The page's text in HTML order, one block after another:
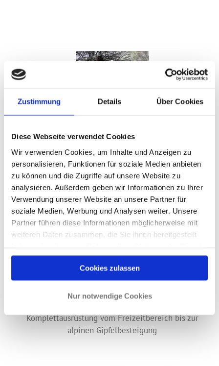
Zustimmung Details Über Cookies
Diese Webseite verwendet Cookies
Wir verwenden Cookies, um Inhalte und Anzeigen zu
personalisieren, Funktionen für soziale Medien anbieten
zu können und die Zugriffe auf unsere Website zu
analysieren. Außerdem geben wir Informationen zu Ihrer
Verwendung unserer Website an unsere Partner für
soziale Medien, Werbung und Analysen weiter. Unsere
Partner führen diese Informationen möglicherweise mit
weiteren Daten zusammen, die Sie ihnen bereitgestellt
gesammelt haben.
Cookies zulassen
Nur notwendige Cookies
Running
Fußabdruckanalyse für den optimalen Laufschuh und
dazu passende Bekleidung bei Sport Gürteler
Bergsport
Komplettausrüstung vom Freizeitbereich bis zur
alpinen Gipfelbesteigung